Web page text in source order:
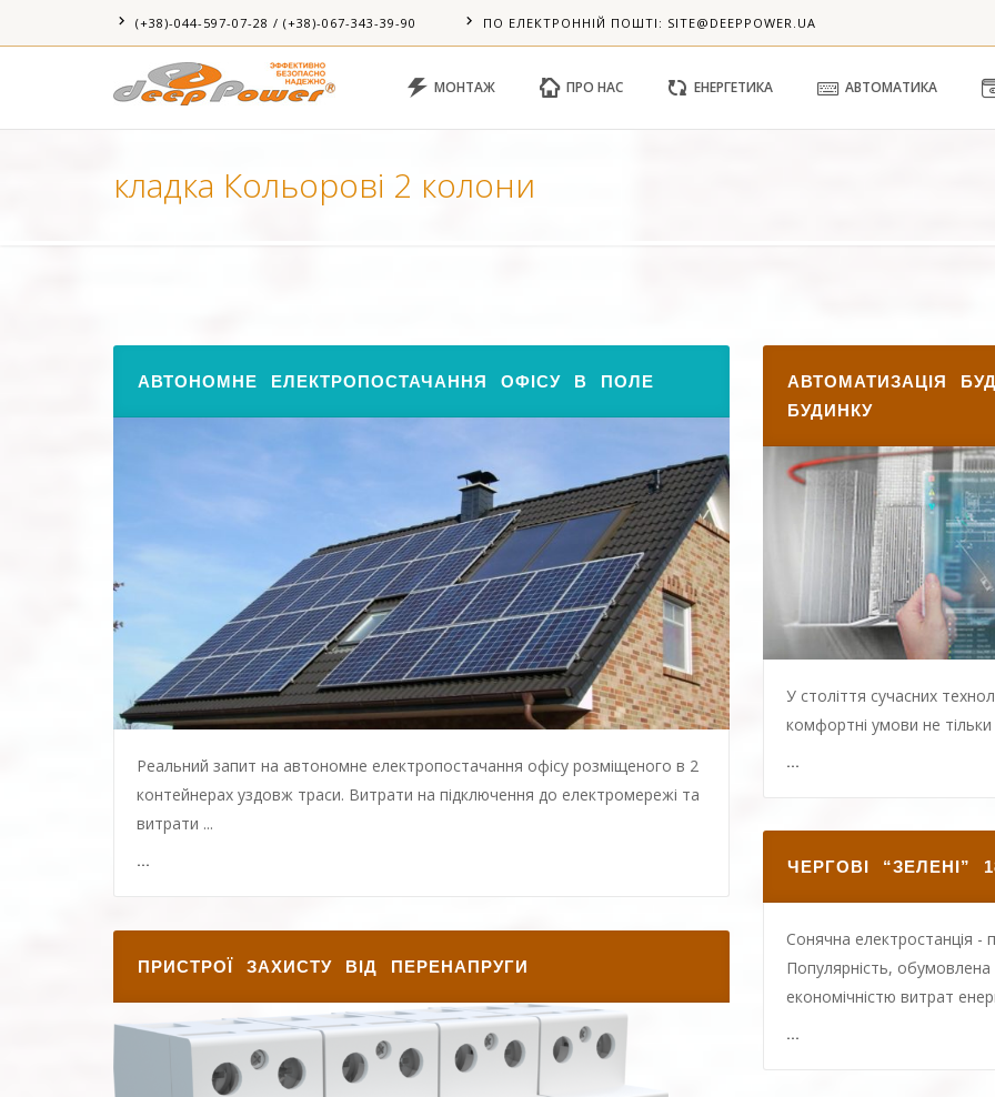
(+38)-044-597-07-28 / (+38)-067-343-39-90 ПО ЕЛЕКТРОННІЙ ПОШТІ: SITE@DEEPPOWER.UA
МОНТАЖ ПРО НАС ЕНЕРГЕТИКА АВТОМАТИКА
кладка Кольорові 2 колони
АВТОНОМНЕ ЕЛЕКТРОПОСТАЧАННЯ ОФІСУ В ПОЛЕ
Реальний запит на автономне електропостачання офісу розміщеного в 2
контейнерах уздовж траси. Витрати на підключення до електромережі та
витрати ...
...
АВТОМАТИЗАЦІЯ
БУДИНКУ
У століття сучасних
комфортні умови не
...
ЧЕРГОВІ “ЗЕЛЕНІ”
Сонячна електростанція -
Популярність,
економічністю витрат
...
ПРИСТРОЇ ЗАХИСТУ ВІД ПЕРЕНАПРУГИ